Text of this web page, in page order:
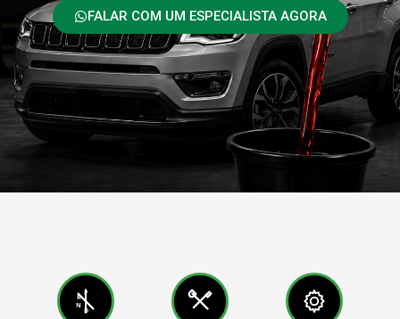
FALAR COM UM ESPECIALISTA AGORA
P
R
N
D